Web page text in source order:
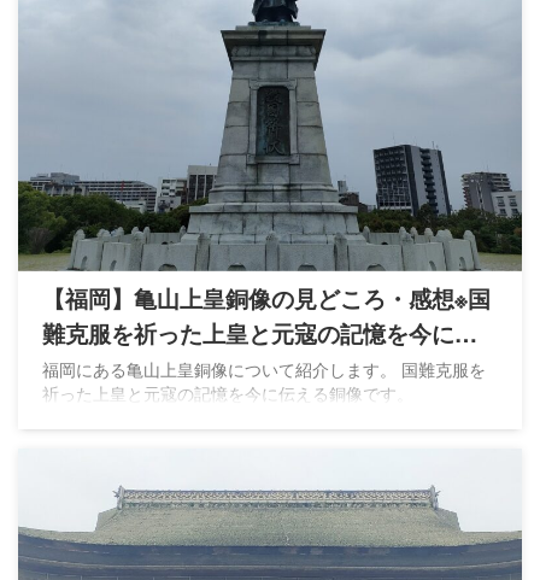
【福岡】亀山上皇銅像の見どころ・感想※国
難克服を祈った上皇と元寇の記憶を今に伝
える
福岡にある亀山上皇銅像について紹介します。 国難克服を
祈った上皇と元寇の記憶を今に伝える銅像です。